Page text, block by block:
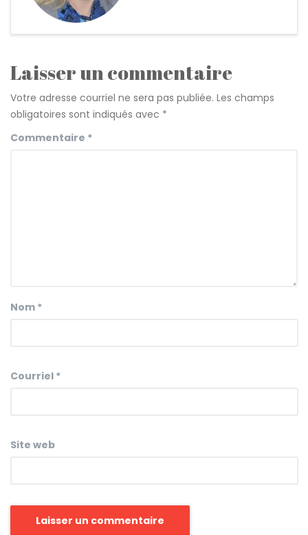
Laisser un commentaire
Votre adresse courriel ne sera pas publiée. Les champs
obligatoires sont indiqués avec *
Commentaire *
Nom *
Courriel *
Site web